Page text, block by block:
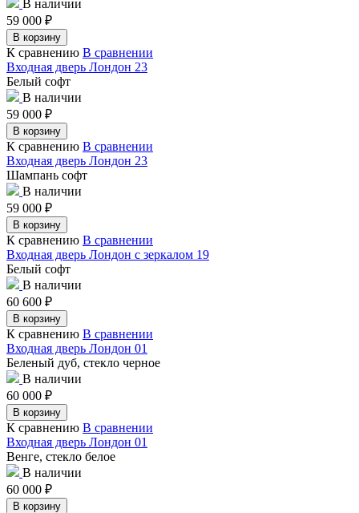
В наличии
59 000 ₽
В корзину
К сравнению В сравнении
Входная дверь Лондон 23
Белый софт
В наличии
59 000 ₽
В корзину
К сравнению В сравнении
Входная дверь Лондон 23
Шампань софт
В наличии
59 000 ₽
В корзину
К сравнению В сравнении
Входная дверь Лондон с зеркалом 19
Белый софт
В наличии
60 600 ₽
В корзину
К сравнению В сравнении
Входная дверь Лондон 01
Беленый дуб, стекло черное
В наличии
60 000 ₽
В корзину
К сравнению В сравнении
Входная дверь Лондон 01
Венге, стекло белое
В наличии
60 000 ₽
В корзину